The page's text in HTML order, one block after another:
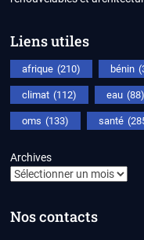
Liens utiles
afrique (210) bénin
climat (112) eau (88)
oms (133) santé
Archives
Nos contacts